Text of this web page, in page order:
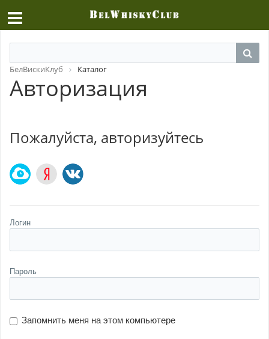
БелВискиКлуб Каталог
Авторизация
Пожалуйста, авторизуйтесь
Логин
Пароль
Запомнить меня на этом компьютере